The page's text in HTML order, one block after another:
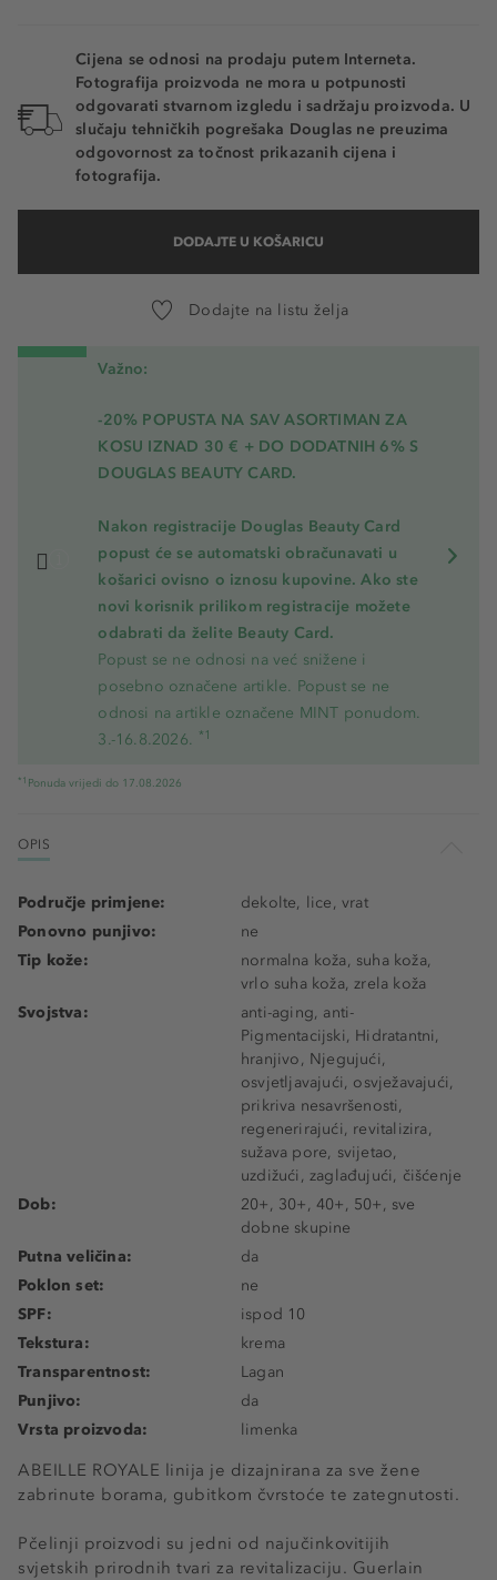
Cijena se odnosi na prodaju putem Interneta.
Fotografija proizvoda ne mora u potpunosti
odgovarati stvarnom izgledu i sadržaju proizvoda. U
slučaju tehničkih pogrešaka Douglas ne preuzima
odgovornost za točnost prikazanih cijena i
fotografija.
DODAJTE U KOŠARICU
Dodajte na listu želja
Važno:
-20% POPUSTA NA SAV ASORTIMAN ZA
KOSU IZNAD 30 € + DO DODATNIH 6% S
DOUGLAS BEAUTY CARD.
Nakon registracije Douglas Beauty Card
popust će se automatski obračunavati u
košarici ovisno o iznosu kupovine. Ako ste
novi korisnik prilikom registracije možete
odabrati da želite Beauty Card.
Popust se ne odnosi na već snižene i
posebno označene artikle. Popust se ne
odnosi na artikle označene MINT ponudom.
3.-16.8.2026. *1
*1 Ponuda vrijedi do 17.08.2026
OPIS
ABEILLE ROYALE linija je dizajnirana za sve žene
zabrinute borama, gubitkom čvrstoće te zategnutosti.
Pčelinji proizvodi su jedni od najučinkovitijih
svjetskih prirodnih tvari za revitalizaciju. Guerlain
Područje primjene:
dekolte, lice, vrat
Ponovno punjivo:
ne
Tip kože:
normalna koža, suha koža,
vrlo suha koža, zrela koža
Svojstva:
anti-aging, anti-
Pigmentacijski, Hidratantni,
hranjivo, Njegujući,
osvjetljavajući, osvježavajući,
prikriva nesavršenosti,
regenerirajući, revitalizira,
sužava pore, svijetao,
uzdižući, zaglađujući, čišćenje
Dob:
20+, 30+, 40+, 50+, sve
dobne skupine
Putna veličina:
da
Poklon set:
ne
SPF:
ispod 10
Tekstura:
krema
Transparentnost:
Lagan
Punjivo:
da
Vrsta proizvoda:
limenka